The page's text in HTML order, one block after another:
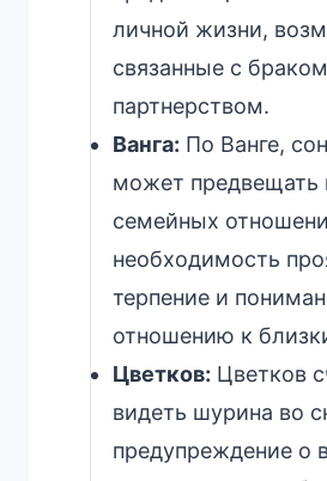
личной жизни,
связанные с
партнерством.
Ванга: По Ванге,
может предвещать
семейных
необходимость
терпение и
отношению к
Цветков: Цветков
видеть шурина во
предупреждение о